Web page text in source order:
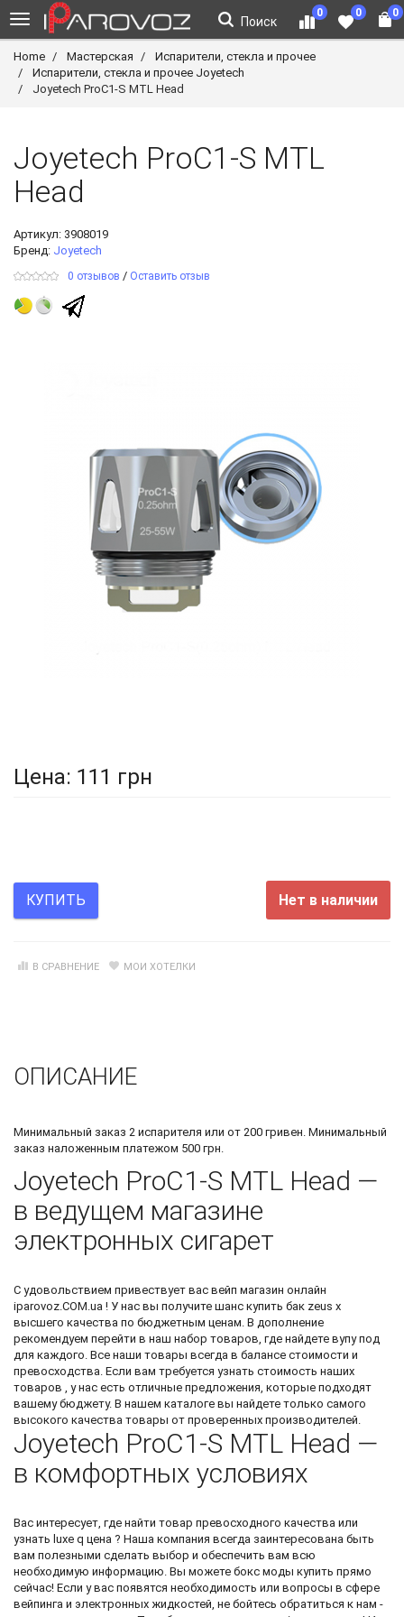
Поиск
0 0 0
Home Мастерская
Испарители, стекла и прочее
Испарители, стекла и прочее Joyetech
Joyetech ProC1-S MTL Head
Joyetech ProC1-S MTL
Head
Артикул: 3908019
Бренд: Joyetech
0 отзывов / Оставить отзыв
Цена: 111 грн
КУПИТЬ Нет в наличии
В СРАВНЕНИЕ МОИ ХОТЕЛКИ
ОПИСАНИЕ
Минимальный заказ 2 испарителя или от 200 гривен. Минимальный
заказ наложенным платежом 500 грн.
Joyetech ProC1-S MTL Head —
в ведущем магазине
электронных сигарет
С удовольствием привествует вас вейп магазин онлайн
iparovoz.COM.ua ! У нас вы получите шанс купить бак zeus x
высшего качества по бюджетным ценам. В дополнение
рекомендуем перейти в наш набор товаров, где найдете вупу под
для каждого. Все наши товары всегда в балансе стоимости и
превосходства. Если вам требуется узнать стоимость наших
товаров , у нас есть отличные предложения, которые подходят
вашему бюджету. В нашем каталоге вы найдете только самого
высокого качества товары от проверенных производителей.
Joyetech ProC1-S MTL Head —
в комфортных условиях
Вас интересует, где найти товар превосходного качества или
узнать luxe q цена ? Наша компания всегда заинтересована быть
вам полезными сделать выбор и обеспечить вам всю
необходимую информацию. Вы можете бокс моды купить прямо
сейчас! Если у вас появятся необходимость или вопросы в сфере
вейпинга и электронных жидкостей, не бойтесь обратиться к нам -